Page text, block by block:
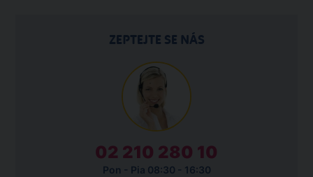
ZEPTEJTE SE NÁS
02 210 280 10
Pon - Pia 08:30 - 16:30